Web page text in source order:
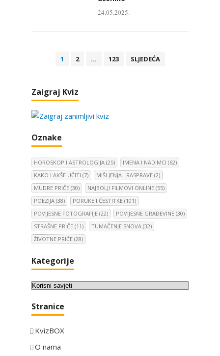
24.05.2025.
j
v
s
r
a
n
i
c
a
o
b
j
a
v
1 2 … 123 SLJEDEĆA
Zaigraj Kviz
Oznake
HOROSKOP I ASTROLOGIJA (25) IMENA I NADIMCI (62)
KAKO LAKŠE UČITI (7) MIŠLJENJA I RASPRAVE (2)
MUDRE PRIČE (30) NAJBOLJI FILMOVI ONLINE (55)
POEZIJA (38) PORUKE I ČESTITKE (101)
POVIJESNE FOTOGRAFIJE (22) POVIJESNE GRAĐEVINE (30)
STRAŠNE PRIČE (11) TUMAČENJE SNOVA (32)
ŽIVOTNE PRIČE (28)
Kategorije
K
t
g
o
Stranice
KvizBOX
O nama